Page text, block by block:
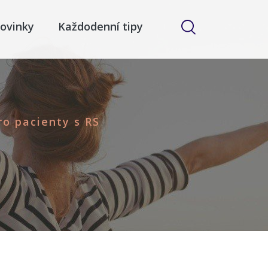
Každodenní tipy
pacienty s RS